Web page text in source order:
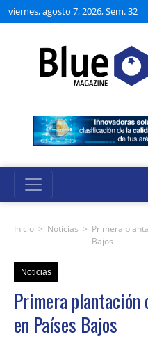
viernes, agosto 7, 2026, Sem. 32
Inicio > Noticias > Primera
Bajos
Noticias
Primera plantación
en Países Bajos